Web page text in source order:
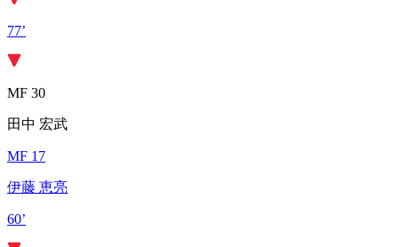
77’
MF 30
田中 宏武
MF 17
伊藤 恵亮
60’